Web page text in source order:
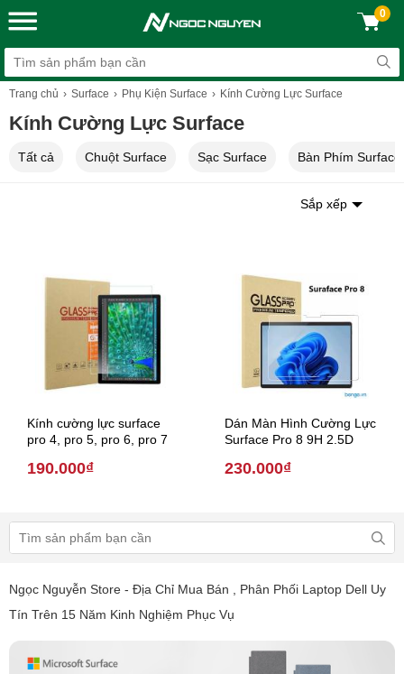
0
Trang chủ Surface Phụ Kiện Surface Kính Cường Lực Surface
Kính Cường Lực Surface
Tất cả Chuột Surface Sạc Surface Bàn Phím Surface
Sắp xếp
Kính cường lực surface
pro 4, pro 5, pro 6, pro 7
190.000₫
Dán Màn Hình Cường Lực
Surface Pro 8 9H 2.5D
230.000₫
Ngọc Nguyễn Store - Địa Chỉ Mua Bán , Phân Phối Laptop Dell Uy
Tín Trên 15 Năm Kinh Nghiệm Phục Vụ